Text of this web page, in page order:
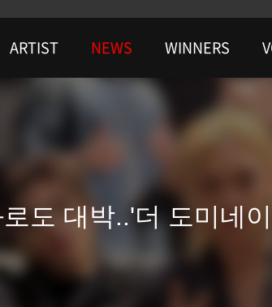
ARTIST NEWS WINNERS
도 대박..'더 도미네